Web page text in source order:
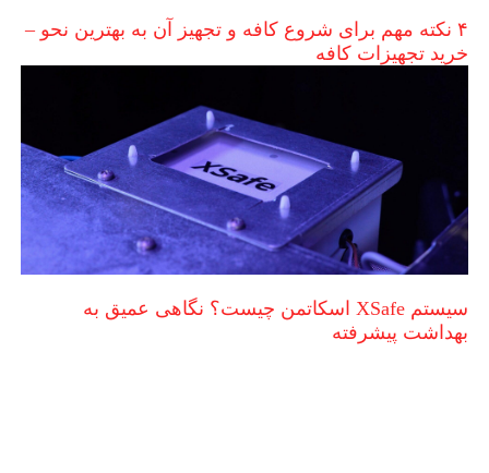
۴ نکته مهم برای شروع کافه و تجهیز آن به بهترین نحو –
خرید تجهیزات کافه
سیستم XSafe اسکاتمن چیست؟ نگاهی عمیق به
بهداشت پیشرفته